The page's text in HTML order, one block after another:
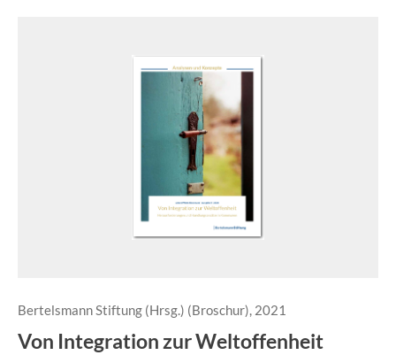
Bertelsmann Stiftung (Hrsg.) (Broschur), 2021
Von Integration zur Weltoffenheit